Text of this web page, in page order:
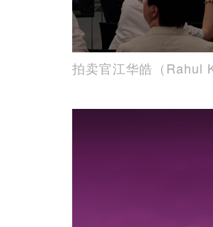
拍卖官江华皓（Rahul